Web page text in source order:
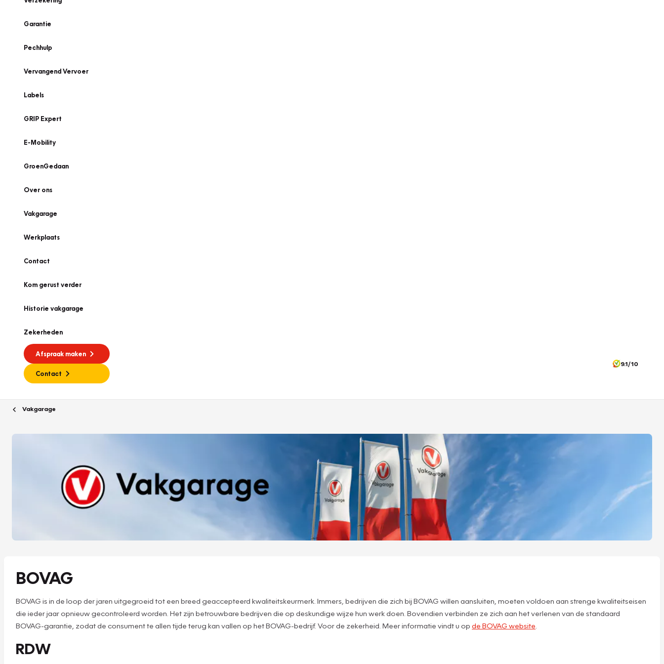
Garantie
Pechhulp
Vervangend Vervoer
Labels
GRIP Expert
E-Mobility
GroenGedaan
Over ons
Vakgarage
Werkplaats
Contact
Kom gerust verder
Historie vakgarage
Zekerheden
Afspraak maken
Contact
9.1/10
Vakgarage
BOVAG
BOVAG is in de loop der jaren uitgegroeid tot een breed geaccepteerd kwaliteitskeurmerk. Immers, bedrijven die zich bij BOVAG willen aansluiten, moeten voldoen aan strenge kwaliteitseisen
die ieder jaar opnieuw gecontroleerd worden. Het zijn betrouwbare bedrijven die op deskundige wijze hun werk doen. Bovendien verbinden ze zich aan het verlenen van de standaard
BOVAG-garantie, zodat de consument te allen tijde terug kan vallen op het BOVAG-bedrijf. Voor de zekerheid. Meer informatie vindt u op de BOVAG website
RDW